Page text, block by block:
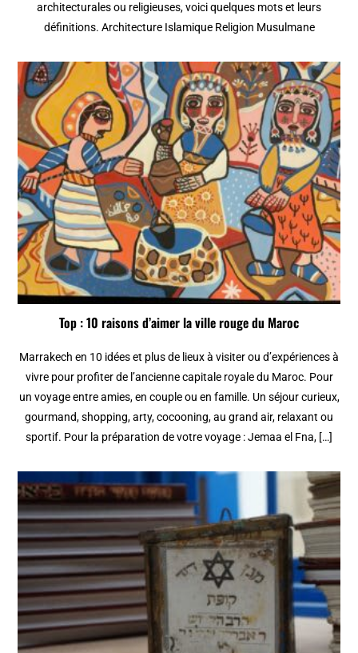
architecturales ou religieuses, voici quelques mots et leurs
définitions. Architecture Islamique Religion Musulmane
Top : 10 raisons d’aimer la ville rouge du Maroc
Marrakech en 10 idées et plus de lieux à visiter ou d’expériences à
vivre pour profiter de l’ancienne capitale royale du Maroc. Pour
un voyage entre amies, en couple ou en famille. Un séjour curieux,
gourmand, shopping, arty, cocooning, au grand air, relaxant ou
sportif. Pour la préparation de votre voyage : Jemaa el Fna, […]